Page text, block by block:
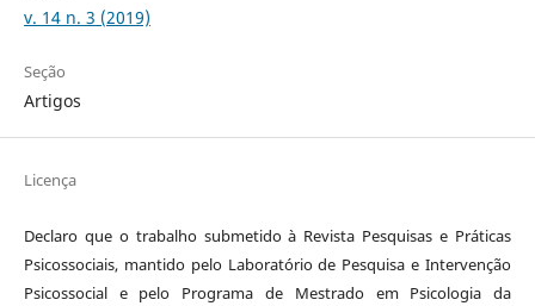
v. 14 n. 3 (2019)
Seção
Artigos
Licença
Declaro que o trabalho submetido à Revista Pesquisas e Práticas
Psicossociais, mantido pelo Laboratório de Pesquisa e Intervenção
Psicossocial e pelo Programa de Mestrado em Psicologia da